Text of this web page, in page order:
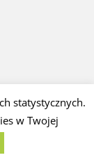
statystycznych.
w Twojej